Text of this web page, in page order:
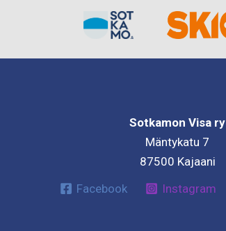
Sotkamon Visa ry
Mäntykatu 7
87500 Kajaani
Facebook
Instagram